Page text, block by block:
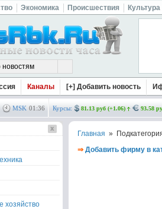
Экономика Происшествия Культура
Каналы [+] Добавить новость
MSK 01 :36 Курсы: 81.13 руб (+1.06) 93.58
Главная »
⇒ Добавить фирму в
хозяйство